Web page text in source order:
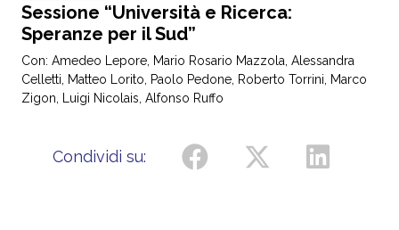
Sessione “Università e Ricerca:
Speranze per il Sud”
Con: Amedeo Lepore, Mario Rosario Mazzola, Alessandra
Celletti, Matteo Lorito, Paolo Pedone, Roberto Torrini, Marco
Zigon, Luigi Nicolais, Alfonso Ruffo
Condividi su: